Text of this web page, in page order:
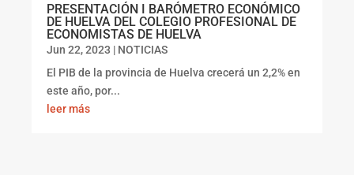
PRESENTACIÓN I BARÓMETRO ECONÓMICO
DE HUELVA DEL COLEGIO PROFESIONAL DE
ECONOMISTAS DE HUELVA
Jun 22, 2023 | NOTICIAS
El PIB de la provincia de Huelva crecerá un 2,2% en
este año, por...
leer más